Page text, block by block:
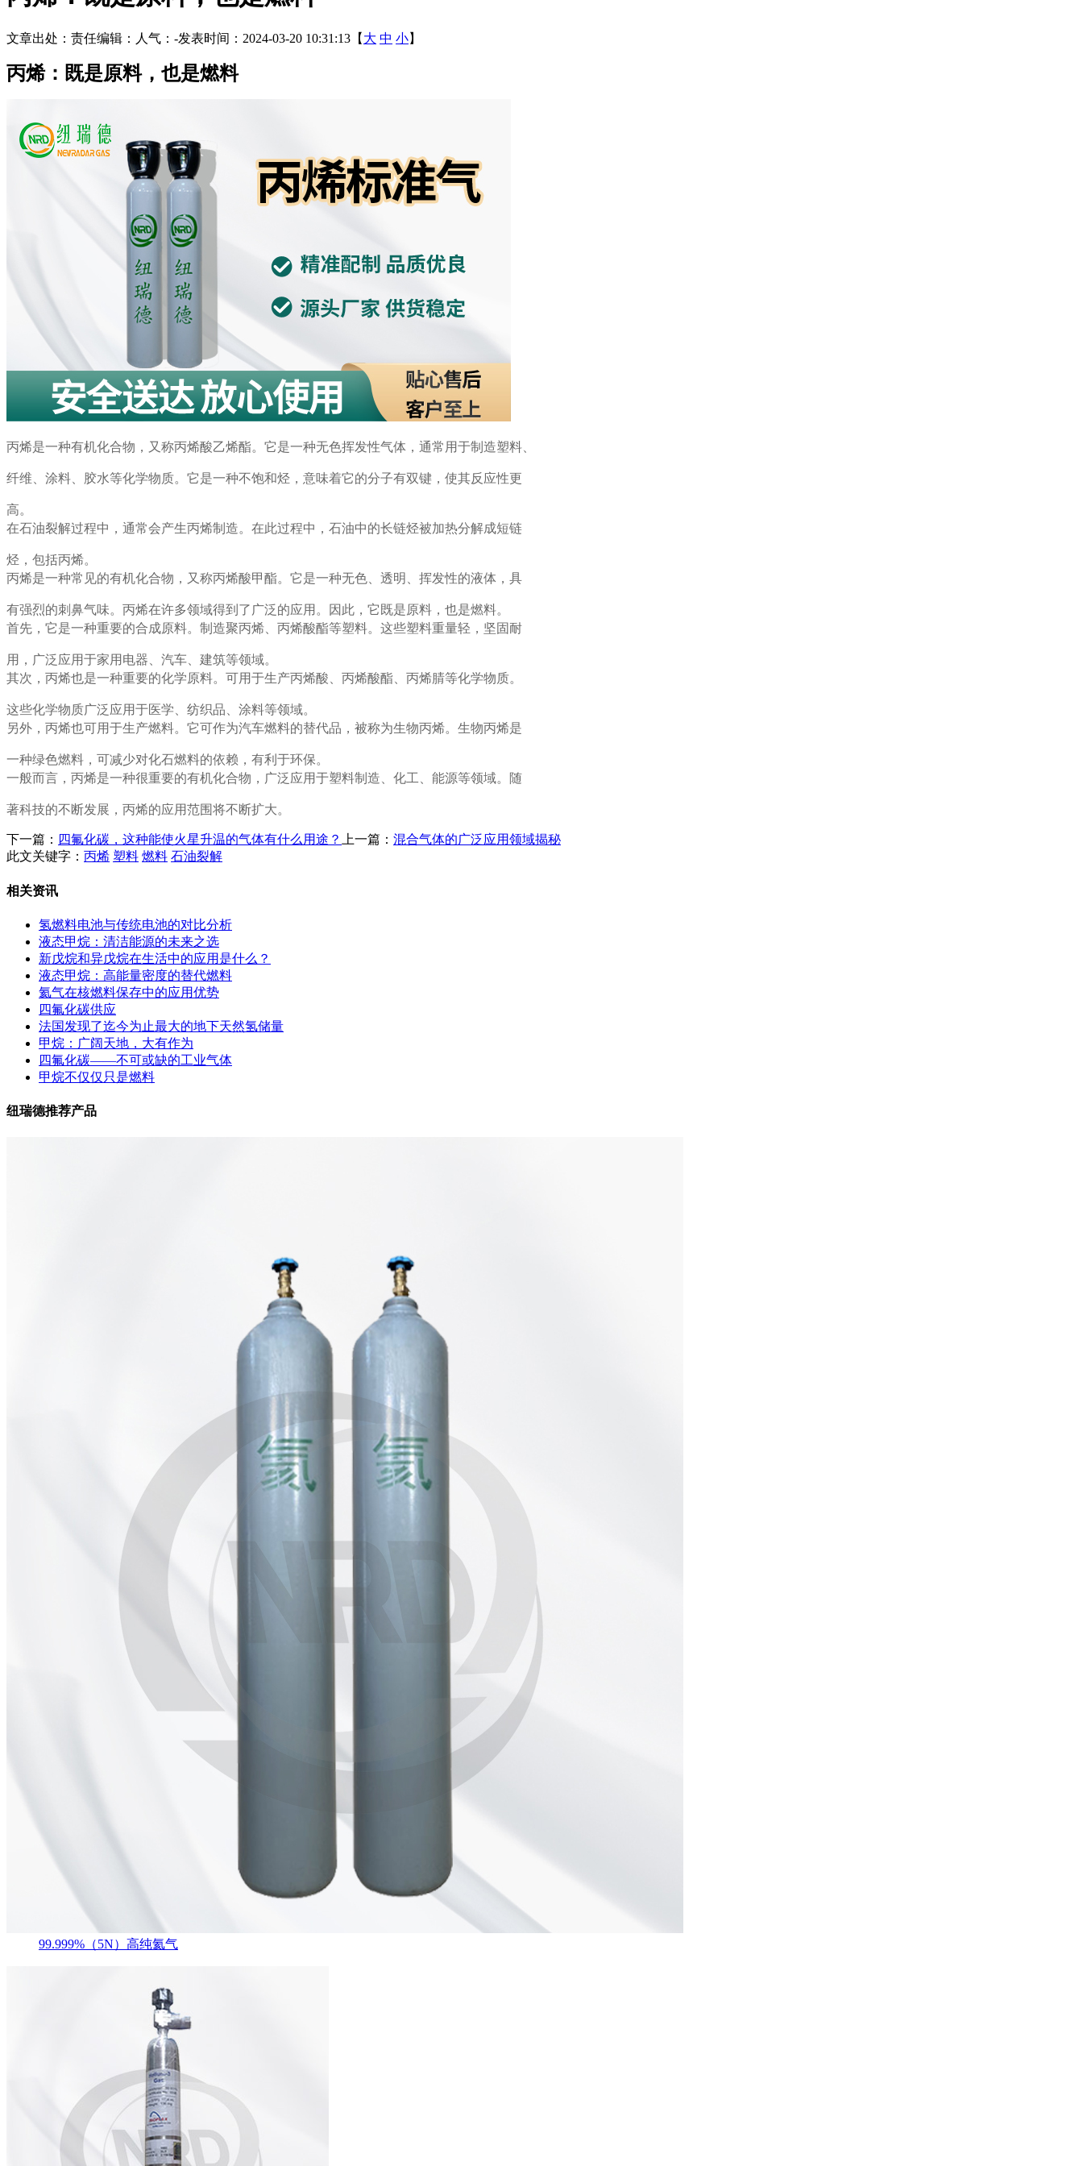
文章出处： 责任编辑： 人气： -发表时间：2024-03-20 10:31:13【 大 中 小】
丙烯：既是原料，也是燃料
丙烯是一种有机化合物，又称丙烯酸乙烯酯。它是一种无色挥发性气体，通常用于制造塑料、
纤维、涂料、胶水等化学物质。它是一种不饱和烃，意味着它的分子有双键，使其反应性更
高。
在石油裂解过程中，通常会产生丙烯制造。在此过程中，石油中的长链烃被加热分解成短链
烃，包括丙烯。
丙烯是一种常见的有机化合物，又称丙烯酸甲酯。它是一种无色、透明、挥发性的液体，具
有强烈的刺鼻气味。丙烯在许多领域得到了广泛的应用。因此，它既是原料，也是燃料。
首先，它是一种重要的合成原料。制造聚丙烯、丙烯酸酯等塑料。这些塑料重量轻，坚固耐
用，广泛应用于家用电器、汽车、建筑等领域。
其次，丙烯也是一种重要的化学原料。可用于生产丙烯酸、丙烯酸酯、丙烯腈等化学物质。
这些化学物质广泛应用于医学、纺织品、涂料等领域。
另外，丙烯也可用于生产燃料。它可作为汽车燃料的替代品，被称为生物丙烯。生物丙烯是
一种绿色燃料，可减少对化石燃料的依赖，有利于环保。
一般而言，丙烯是一种很重要的有机化合物，广泛应用于塑料制造、化工、能源等领域。随
著科技的不断发展，丙烯的应用范围将不断扩大。
下一篇： 四氟化碳，这种能使火星升温的气体有什么用途？ 上一篇： 混合气体的广泛应用领域揭秘
此文关键字： 丙烯 塑料 燃料 石油裂解
相关资讯
氢燃料电池与传统电池的对比分析
液态甲烷：清洁能源的未来之选
新戊烷和异戊烷在生活中的应用是什么？
液态甲烷：高能量密度的替代燃料
氦气在核燃料保存中的应用优势
四氟化碳供应
法国发现了迄今为止最大的地下天然氢储量
甲烷：广阔天地，大有作为
四氟化碳——不可或缺的工业气体
甲烷不仅仅只是燃料
纽瑞德推荐产品
99.999%（5N）高纯氦气